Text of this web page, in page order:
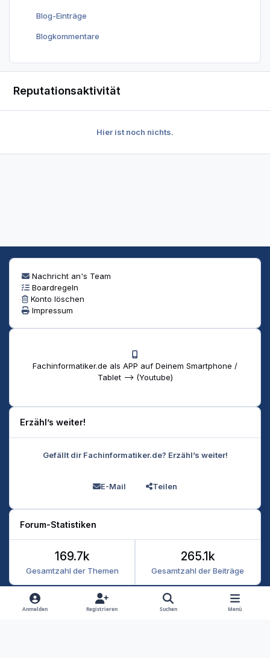
Blog-Einträge
Blogkommentare
Reputationsaktivität
Hier ist noch nichts.
Nachricht an's Team
Boardregeln
Konto löschen
Impressum
Fachinformatiker.de als APP auf Deinem Smartphone /
Tablet --> (Youtube)
Erzähl’s weiter!
Gefällt dir Fachinformatiker.de? Erzähl’s weiter!
E-Mail Teilen
Forum-Statistiken
Gesamtzahl der Themen
169.7k
Gesamtzahl der Beiträge
265.1k
Heller Modus
Dunkler Modus
Systemeinstellung
Anmelden Registrieren Suchen Menü